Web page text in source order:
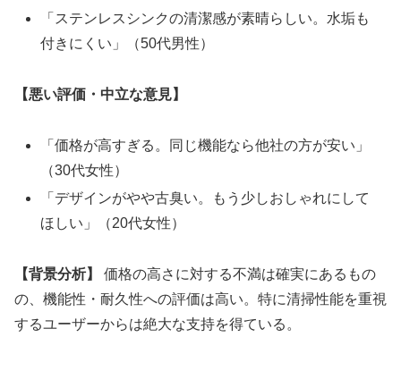
「ステンレスシンクの清潔感が素晴らしい。水垢も
付きにくい」（50代男性）
【悪い評価・中立な意見】
「価格が高すぎる。同じ機能なら他社の方が安い」
（30代女性）
「デザインがやや古臭い。もう少しおしゃれにして
ほしい」（20代女性）
【背景分析】
価格の高さに対する不満は確実にあるもの
の、機能性・耐久性への評価は高い。特に清掃性能を重視
するユーザーからは絶大な支持を得ている。